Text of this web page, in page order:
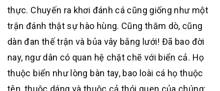
thực. Chuyến ra khơi đánh cá cũng giống như một
trận đánh thật sự hào hùng. Cũng thăm dò, cũng
dàn đan thế trận và bủa vây bằng lưới! Đã bao đời
nay, ngư dân có quan hệ chặt chẽ với biển cả. Họ
thuộc biển như lòng bàn tay, bao loài cá họ thuộc
tên, thuộc dáng và thuộc cả thói quen của chúng: